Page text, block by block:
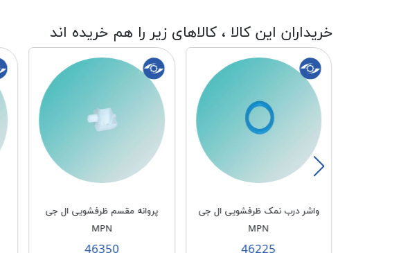
خریداران این کالا ، کالاهای زیر را هم خریده اند
واشر درب نمک ظرفشویی ال جی
MPN
پروانه مقسم ظرفشویی ال جی
MPN